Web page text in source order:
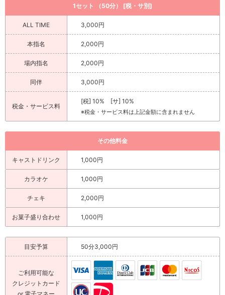
1セット （50分） [税・サ別]
ALL TIME 3,000円
本指名 2,000円
場内指名 2,000円
同伴 3,000円
税金・サービス料
[税] 10% [サ] 10%
※税金・サービス料は上記金額に含まれません
その他料金
キャストドリンク 1,000円
カラオケ 1,000円
チェキ 2,000円
お菓子盛り合わせ 1,000円
目安予算 50分3,000円
ご利用可能な
クレジットカード